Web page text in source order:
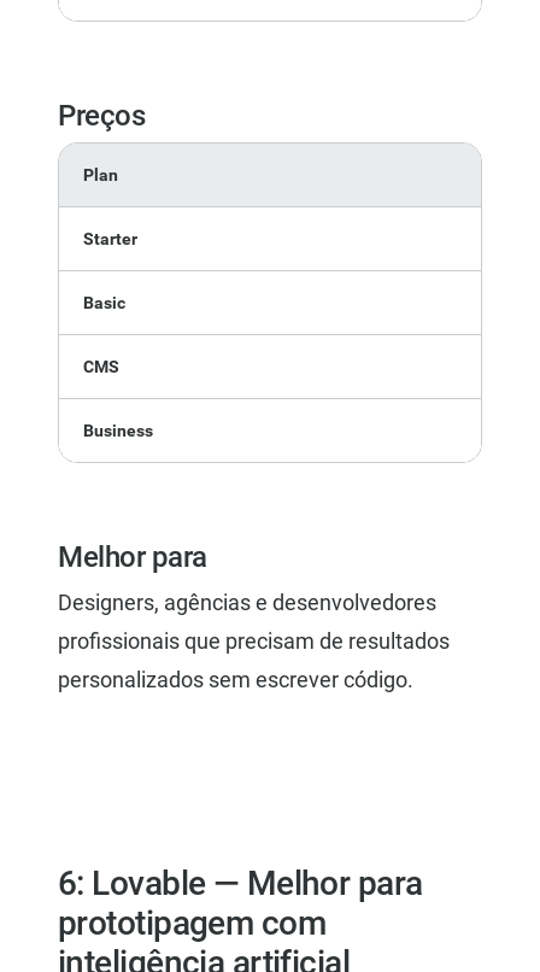
Preços
Plan
Starter
Basic
CMS
Business
Melhor para
Designers, agências e desenvolvedores
profissionais que precisam de resultados
personalizados sem escrever código.
6: Lovable — Melhor para
prototipagem com
inteligência artificial